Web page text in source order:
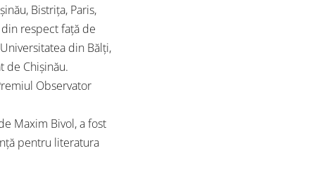
Bistrița, Paris,
respect față de
din Bălți,
de Chișinău.
Observator
Maxim Bivol, a fost
pentru literatura